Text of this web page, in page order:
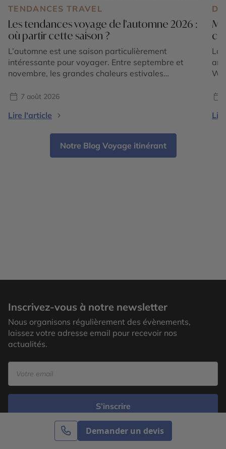
Demander un devis
TENDANCES TRAVEL
Les tendances voyage de l’automne 2026 :
où partir cette saison ?
L’automne est une saison particulièrement
intéressante pour voyager. Entre septembre et
novembre, les grandes chaleurs estivales
monde, les paysages changent de couleurs et
différente. En 2026, les tendances voyage
une expérience liée à la saison : […]
7 août 2026
Lire l'article
Notre Blog Voyage itinérant
Inscrivez-vous à notre newsletter
Nous organisons régulièrement des évènements,
laissez votre adresse email pour recevoir nos
actualités.
S’inscrire